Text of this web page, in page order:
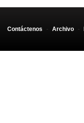
Contáctenos - Archivo -